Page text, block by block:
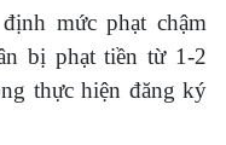
mức phạt chậm
bị phạt tiền từ 1-2
thực hiện đăng ký